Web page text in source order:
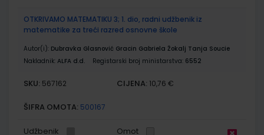
OTKRIVAMO MATEMATIKU 3; 1. dio, radni udžbenik iz
matematike za treći razred osnovne škole
Autor(i): Dubravka Glasnović Gracin Gabriela Žokalj Tanja Soucie
Nakladnik: ALFA d.d. Registarski broj ministarstva: 6552
SKU: 567162 CIJENA: 10,76 €
ŠIFRA OMOTA: 500167
Udžbenik Omot